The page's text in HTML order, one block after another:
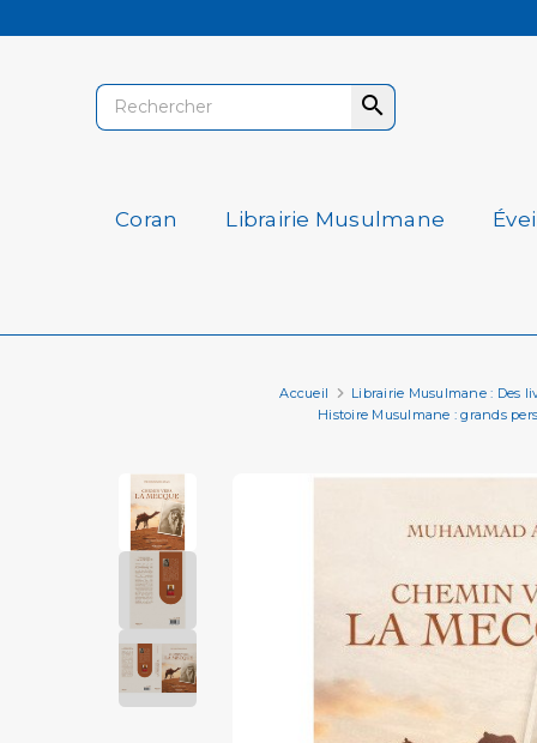

Coran Librairie Musulmane
Accueil Librairie Musulmane : Des
Histoire Musulmane : grands